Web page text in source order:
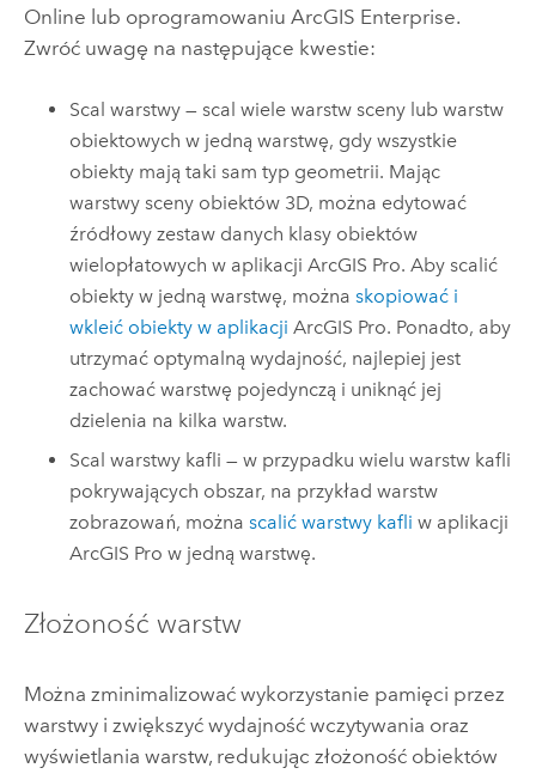
Online lub oprogramowaniu ArcGIS Enterprise.
Zwróć uwagę na następujące kwestie:
Scal warstwy — scal wiele warstw sceny lub warstw
obiektowych w jedną warstwę, gdy wszystkie
obiekty mają taki sam typ geometrii. Mając
warstwy sceny obiektów 3D, można edytować
źródłowy zestaw danych klasy obiektów
wielopłatowych w aplikacjiArcGIS Pro. Aby scalić
obiekty w jedną warstwę, możnaskopiować i
wkleić obiekty w aplikacjiArcGIS Pro. Ponadto, aby
utrzymać optymalną wydajność, najlepiej jest
zachować warstwę pojedynczą i uniknąć jej
dzielenia na kilka warstw.
Scal warstwy kafli — w przypadku wielu warstw kafli
pokrywających obszar, na przykład warstw
zobrazowań, możnascalić warstwy kafli w aplikacji
ArcGIS Pro w jedną warstwę.
Złożoność warstw
Można zminimalizować wykorzystanie pamięci przez
warstwy i zwiększyć wydajność wczytywania oraz
wyświetlania warstw, redukując złożoność obiektów